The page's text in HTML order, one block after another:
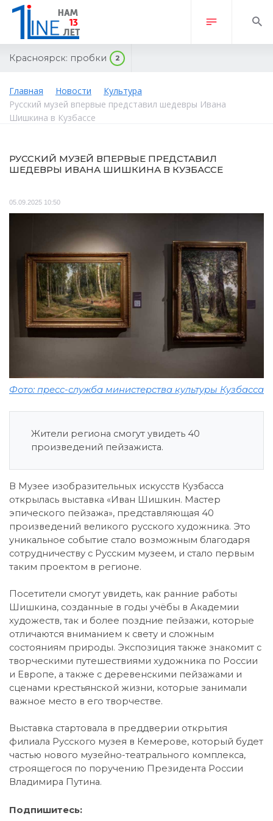
Красноярск: пробки 2
Главная Новости
Культура
Русский музей впервые представил шедевры Ивана
Шишкина в Кузбассе
РУССКИЙ МУЗЕЙ ВПЕРВЫЕ ПРЕДСТАВИЛ
ШЕДЕВРЫ ИВАНА ШИШКИНА В КУЗБАССЕ
05.09.2025 10:50
Фото: пресс-служба министерства культуры Кузбасса
Жители региона смогут увидеть 40
произведений пейзажиста.
В Музее изобразительных искусств Кузбасса
открылась выставка «Иван Шишкин. Мастер
эпического пейзажа», представляющая 40
произведений великого русского художника. Это
уникальное событие стало возможным благодаря
сотрудничеству с Русским музеем, и стало первым
таким проектом в регионе.
Посетители смогут увидеть, как ранние работы
Шишкина, созданные в годы учёбы в Академии
художеств, так и более поздние пейзажи, которые
отличаются вниманием к свету и сложным
состояниям природы. Экспозиция также знакомит с
творческими путешествиями художника по России
и Европе, а также с деревенскими пейзажами и
сценами крестьянской жизни, которые занимали
важное место в его творчестве.
Выставка стартовала в преддверии открытия
филиала Русского музея в Кемерове, который будет
частью нового музейно-театрального комплекса,
строящегося по поручению Президента России
Владимира Путина.
Подпишитесь: